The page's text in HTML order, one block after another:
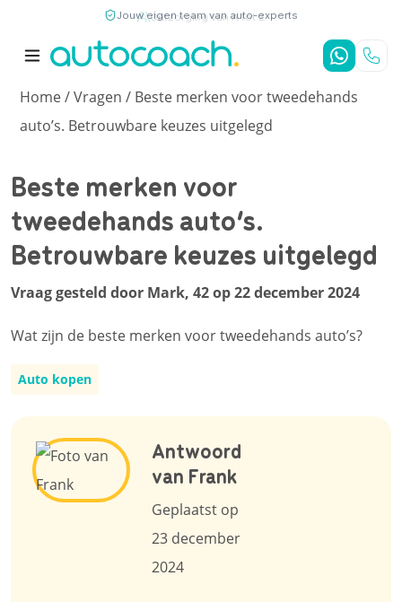
9,7/10 4,8/5
Jouw eigen team van auto-experts
Home/Vragen / Beste merken voor tweedehands
auto’s. Betrouwbare keuzes uitgelegd
Beste merken voor
tweedehands auto’s.
Betrouwbare keuzes uitgelegd
Vraag gesteld door Mark, 42 op 22 december 2024
Wat zijn de beste merken voor tweedehands auto’s?
Auto kopen
Antwoord
van Frank
Geplaatst op
23 december
2024